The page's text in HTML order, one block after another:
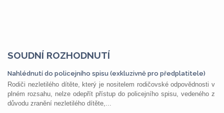
SOUDNÍ ROZHODNUTÍ
Nahlédnutí do policejního spisu (exkluzivně pro předplatitele)
Rodiči nezletilého dítěte, který je nositelem rodičovské odpovědnosti v
plném rozsahu, nelze odepřít přístup do policejního spisu, vedeného z
důvodu zranění nezletilého dítěte,...